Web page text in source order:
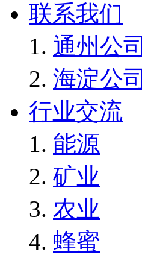
联系我们
通州公司
海淀公司
行业交流
能源
矿业
农业
蜂蜜